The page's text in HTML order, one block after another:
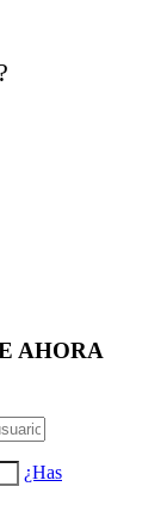
AHORA
¿Has